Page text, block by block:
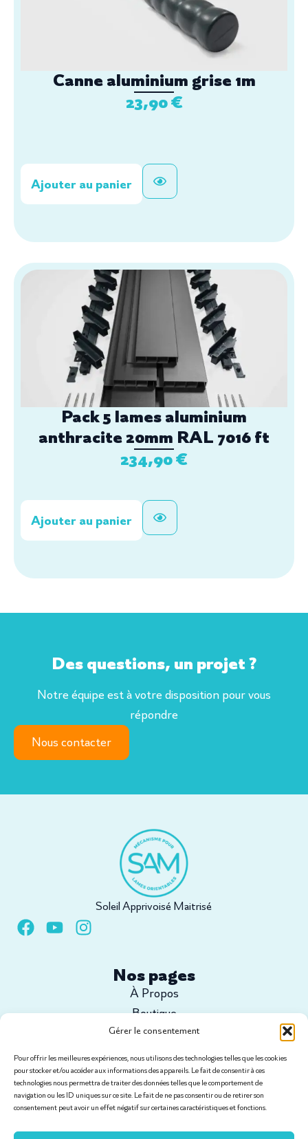
Gérer le consentement
Pour offrir les meilleures expériences, nous utilisons des technologies telles que les cookies
pour stocker et/ou accéder aux informations des appareils. Le fait de consentir à ces
technologies nous permettra de traiter des données telles que le comportement de
navigation ou les ID uniques sur ce site. Le fait de ne pas consentir ou de retirer son
consentement peut avoir un effet négatif sur certaines caractéristiques et fonctions.
Canne aluminium grise 1m
23,90€
Ajouter au panier
Pack 5 lames aluminium
anthracite 20mm RAL 7016 ft
234,90€
Ajouter au panier
Des questions, un projet ?
Notre équipe est à votre disposition pour vous
répondre
Nous contacter
Soleil Apprivoisé Maitrisé
Nos pages
À Propos
Boutique
Configurez votre projet
Tutoriels
Contact
Informations légales
Conditions générales de vente